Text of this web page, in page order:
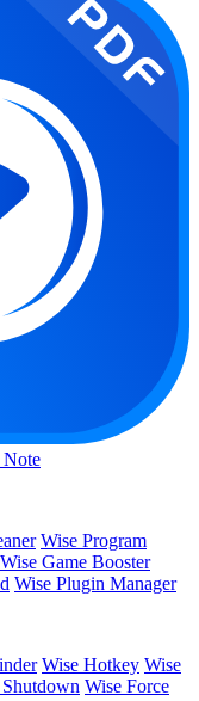
Note
Wise Program
Wise Game Booster
Wise Plugin Manager
Wise Hotkey Wise
Wise Force